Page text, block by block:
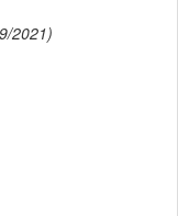
2021)